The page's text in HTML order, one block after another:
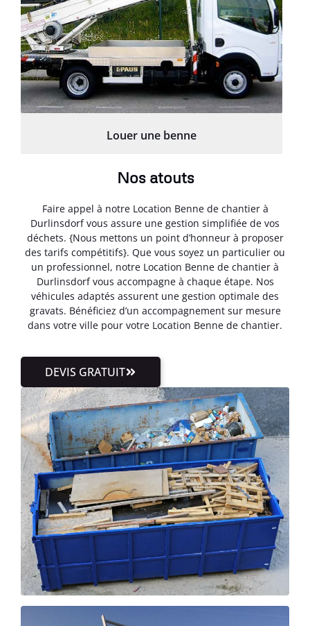
Louer une benne
Nos atouts
Faire appel à notre Location Benne de chantier à
Durlinsdorf vous assure une gestion simplifiée de vos
déchets. {Nous mettons un point d’honneur à proposer
des tarifs compétitifs}. Que vous soyez un particulier ou
un professionnel, notre Location Benne de chantier à
Durlinsdorf vous accompagne à chaque étape. Nos
véhicules adaptés assurent une gestion optimale des
gravats. Bénéficiez d’un accompagnement sur mesure
dans votre ville pour votre Location Benne de chantier.
DEVIS GRATUIT